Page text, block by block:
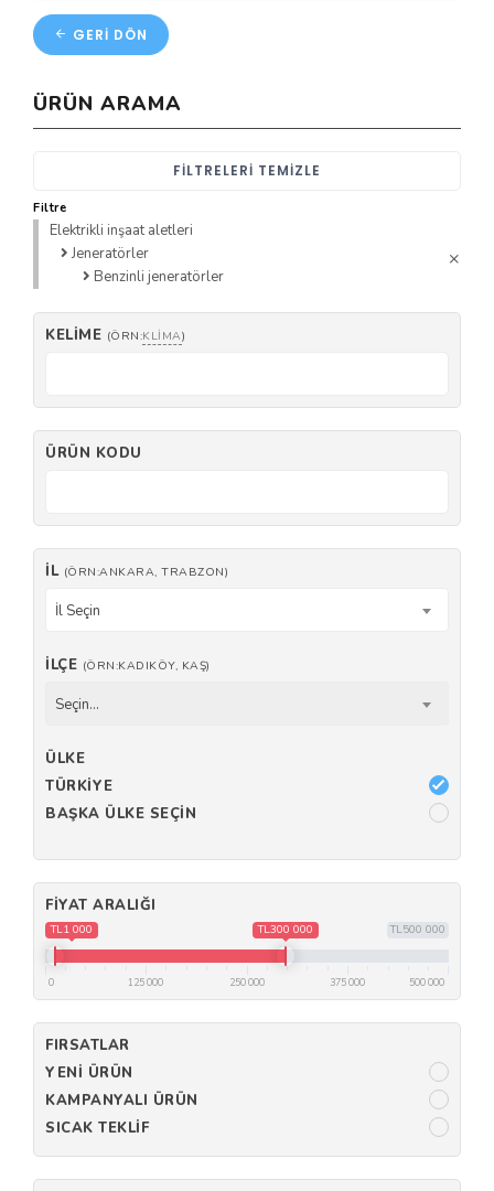
GERI DÖN
ÜRÜN ARAMA
FILTRELERI TEMIZLE
Filtre
Elektrikli inşaat aletleri
Jeneratörler
Benzinli jeneratörler
KELIME (ÖRN:KLIMA)
ÜRÜN KODU
İL (ÖRN:ANKARA, TRABZON)
İl Seçin
İLÇE (ÖRN:KADIKÖY, KAŞ)
Seçin...
ÜLKE
TÜRKIYE
BAŞKA ÜLKE SEÇIN
FIYAT ARALIĞI
TL500 000
TL1 000 TL300 000
0 125 000 250 000 375 000 500 000
FIRSATLAR
YENI ÜRÜN
KAMPANYALI ÜRÜN
SICAK TEKLIF